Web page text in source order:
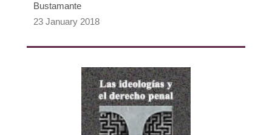
Bustamante
23 January 2018